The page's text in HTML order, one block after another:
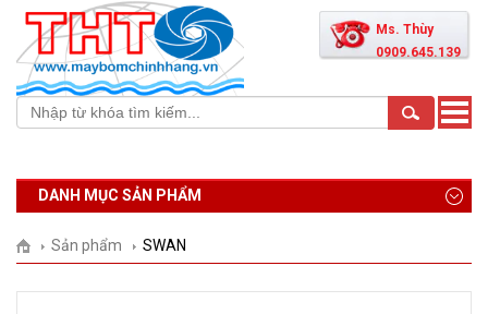
Ms. Thùy
0909.645.139
Toggle
DANH MỤC SẢN PHẨM
Sản phẩm SWAN